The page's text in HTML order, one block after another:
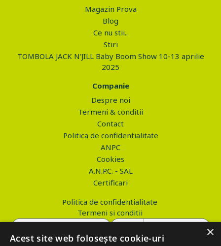
Magazin Prova
Blog
Ce nu stii..
Stiri
TOMBOLA JACK N'JILL Baby Boom Show 10-13 aprilie
2025
Companie
Despre noi
Termeni & conditii
Contact
Politica de confidentialitate
ANPC
Cookies
A.N.P.C. - SAL
Certificari
Politica de confidentialitate
Termeni si conditii
×
Acest site web folosește cookie-uri